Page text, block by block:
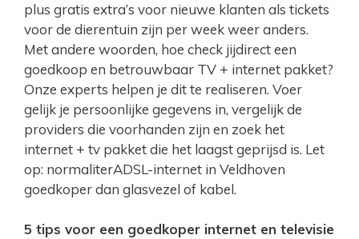
plus gratis extra’s voor nieuwe klanten als tickets
voor de dierentuin zijn per week weer anders.
Met andere woorden, hoe check jijdirect een
goedkoop en betrouwbaar TV + internet pakket?
Onze experts helpen je dit te realiseren. Voer
gelijk je persoonlijke gegevens in, vergelijk de
providers die voorhanden zijn en zoek het
internet + tv pakket die het laagst geprijsd is. Let
op: normaliterADSL-internet in Veldhoven
goedkoper dan glasvezel of kabel.
5 tips voor een goedkoper internet en televisie